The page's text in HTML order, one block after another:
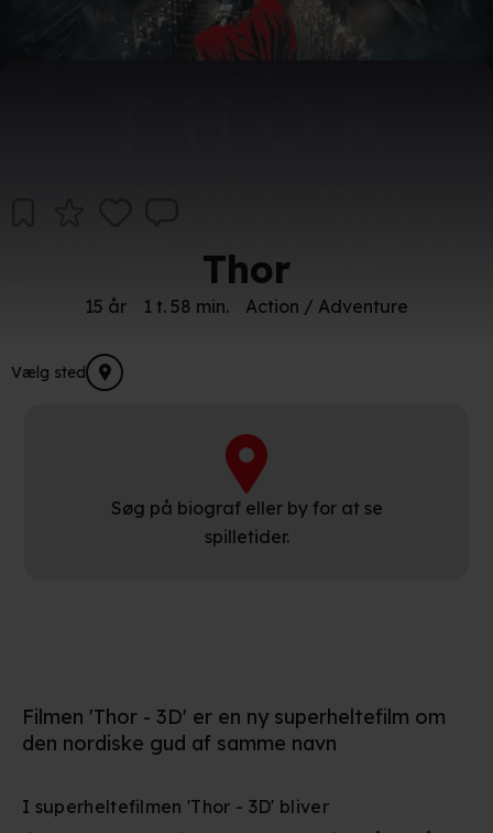
Thor
15 år 1 t. 58 min. Action / Adventure
Vælg sted
Søg på biograf eller by for at se
spilletider.
Filmen 'Thor - 3D' er en ny superheltefilm om
den nordiske gud af samme navn
I superheltefilmen 'Thor - 3D' bliver